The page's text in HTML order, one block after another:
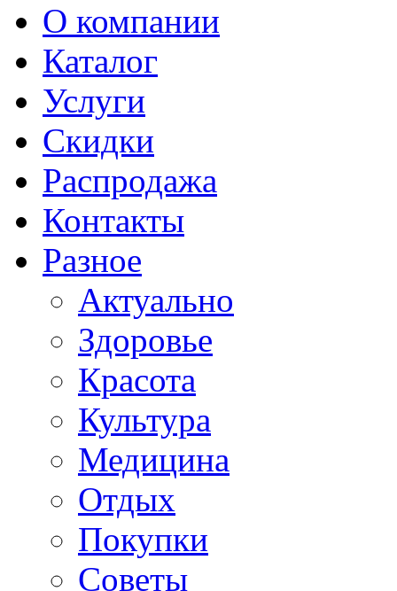
О компании
Каталог
Услуги
Скидки
Распродажа
Контакты
Разное
Актуально
Здоровье
Красота
Культура
Медицина
Отдых
Покупки
Советы